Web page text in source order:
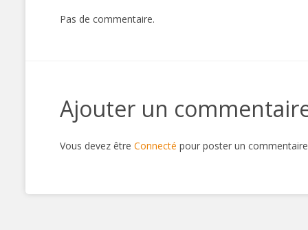
Pas de commentaire.
Ajouter un
Vous devez être Connecté pour poster un